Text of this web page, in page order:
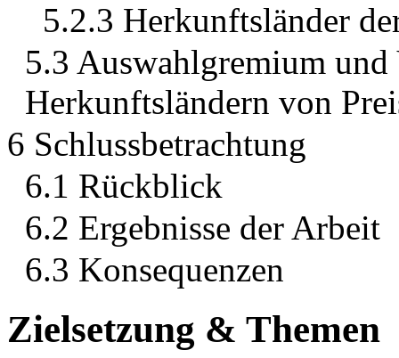
5.2.3 Herkunftsländer
5.3 Auswahlgremium
Herkunftsländern von
6 Schlussbetrachtung
6.1 Rückblick
6.2 Ergebnisse der Arbeit
6.3 Konsequenzen
Zielsetzung & Themen